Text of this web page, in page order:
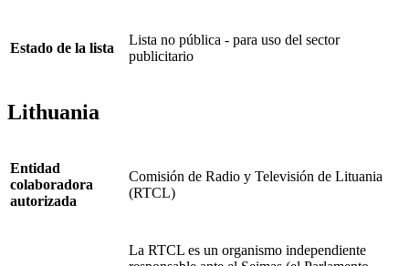
Estado de la lista
Lista no pública - para uso del sector
publicitario
Lithuania
Entidad
colaboradora
autorizada
Comisión de Radio y Televisión de Lituania
(RTCL)
La RTCL es un organismo independiente